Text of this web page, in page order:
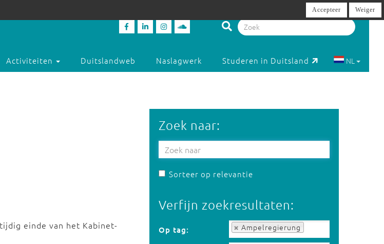
Activiteiten Duitslandweb Naslagwerk Studeren in Duitsland NL
einde van het Kabinet-
Zoek naar:
Sorteer op relevantie
Verfijn zoekresultaten:
Op tag: Ampelregierung
Op tag:
Accepteer Weiger